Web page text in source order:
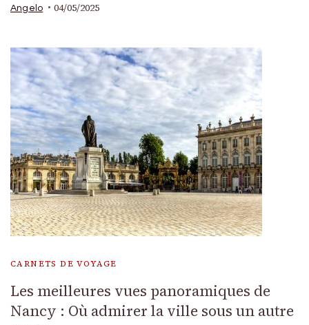
Angelo 04/05/2025
CARNETS DE VOYAGE
Les meilleures vues panoramiques de
Nancy : Où admirer la ville sous un autre